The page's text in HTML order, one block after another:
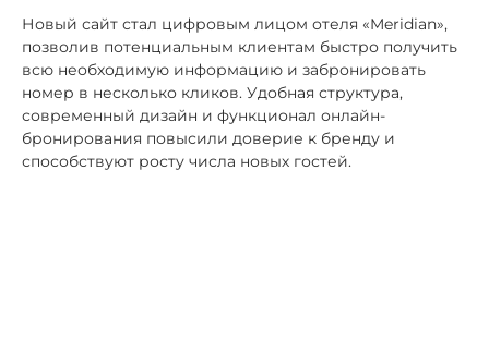
Новый сайт стал цифровым лицом отеля «Meridian»,
позволив потенциальным клиентам быстро получить
всю необходимую информацию и забронировать
номер в несколько кликов. Удобная структура,
современный дизайн и функционал онлайн-
бронирования повысили доверие к бренду и
способствуют росту числа новых гостей.